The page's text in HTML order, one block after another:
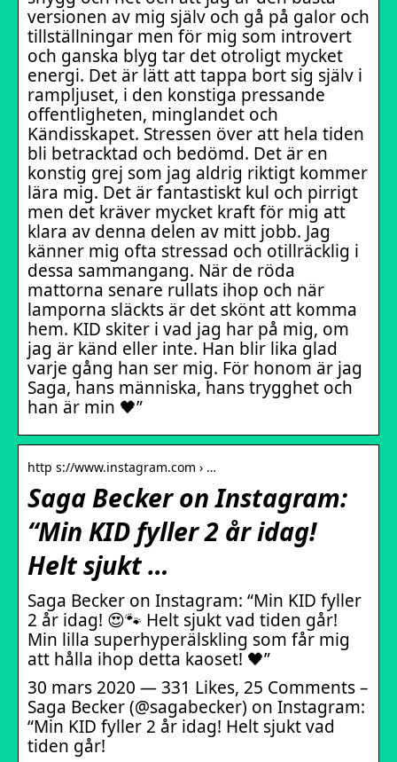
versionen av mig själv och gå på galor och
tillställningar men för mig som introvert
och ganska blyg tar det otroligt mycket
energi. Det är lätt att tappa bort sig själv i
rampljuset, i den konstiga pressande
offentligheten, minglandet och
Kändisskapet. Stressen över att hela tiden
bli betracktad och bedömd. Det är en
konstig grej som jag aldrig riktigt kommer
lära mig. Det är fantastiskt kul och pirrigt
men det kräver mycket kraft för mig att
klara av denna delen av mitt jobb. Jag
känner mig ofta stressad och otillräcklig i
dessa sammangang. När de röda
mattorna senare rullats ihop och när
lamporna släckts är det skönt att komma
hem. KID skiter i vad jag har på mig, om
jag är känd eller inte. Han blir lika glad
varje gång han ser mig. För honom är jag
Saga, hans människa, hans trygghet och
han är min 🖤”
http s://www.instagram.com › …
Saga Becker on Instagram:
“Min KID fyller 2 år idag!
Helt sjukt …
Saga Becker on Instagram: “Min KID fyller
2 år idag! 😍🐾 Helt sjukt vad tiden går!
Min lilla superhyperälskling som får mig
att hålla ihop detta kaoset! 🖤”
30 mars 2020 — 331 Likes, 25 Comments –
Saga Becker (@sagabecker) on Instagram:
“Min KID fyller 2 år idag! Helt sjukt vad
tiden går!